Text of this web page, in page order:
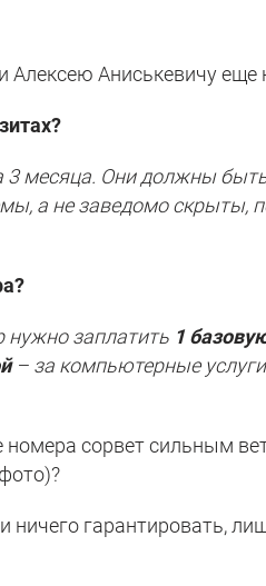
Аниськевичу еще
месяца. Они должны
а не заведомо скрыты,
нужно заплатить 1
– за компьютерные
номера сорвет сильным
ничего гарантировать,